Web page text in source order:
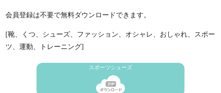
会員登録は不要で無料ダウンロードできます。
[靴、くつ、シューズ、ファッション、オシャレ、おしゃれ、スポー
ツ、運動、トレーニング]
スポーツシューズ